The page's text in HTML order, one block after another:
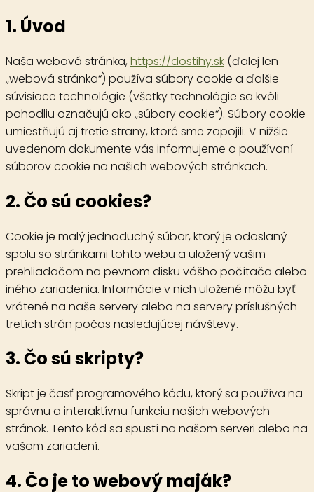
1. Úvod
Naša webová stránka,https://dostihy.sk (ďalej len
„webová stránka“) používa súbory cookie a ďalšie
súvisiace technológie (všetky technológie sa kvôli
pohodliu označujú ako „súbory cookie“). Súbory cookie
umiestňujú aj tretie strany, ktoré sme zapojili. V nižšie
uvedenom dokumente vás informujeme o používaní
súborov cookie na našich webových stránkach.
2. Čo sú cookies?
Cookie je malý jednoduchý súbor, ktorý je odoslaný
spolu so stránkami tohto webu a uložený vašim
prehliadačom na pevnom disku vášho počítača alebo
iného zariadenia. Informácie v nich uložené môžu byť
vrátené na naše servery alebo na servery príslušných
tretích strán počas nasledujúcej návštevy.
3. Čo sú skripty?
Skript je časť programového kódu, ktorý sa používa na
správnu a interaktívnu funkciu našich webových
stránok. Tento kód sa spustí na našom serveri alebo na
vašom zariadení.
4. Čo je to webový maják?